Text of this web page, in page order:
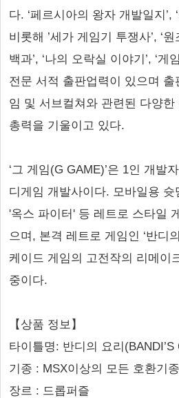
다. ‘페르시아의 왕자 개발일지’,
비롯해 ’세가 게임기 투쟁사’, ‘
백과’, ‘나의 오락실 이야기’, ‘게
전문 서적 출판업력이 있으며 출
임 및 서브컬쳐와 관련된 다양한
총력을 기울이고 있다.
‘그 게임(G GAME)’은 1인 개발
디게임 개발사이다. 모바일용
'옥스 파이터' 등 레트로 스타일
으며, 본격 레트로 게임인 ‘반디
케이드 게임의 고전작의 리메이
중이다.
【상품 정보】
타이틀명: 반디의 요리(BANDI’S
기종 : MSX이상의 모든 호환기종
장르 : 드롭퍼즐